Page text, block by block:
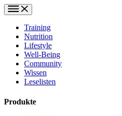
Training
Nutrition
Lifestyle
Well-Being
Community
Wissen
Leselisten
Produkte